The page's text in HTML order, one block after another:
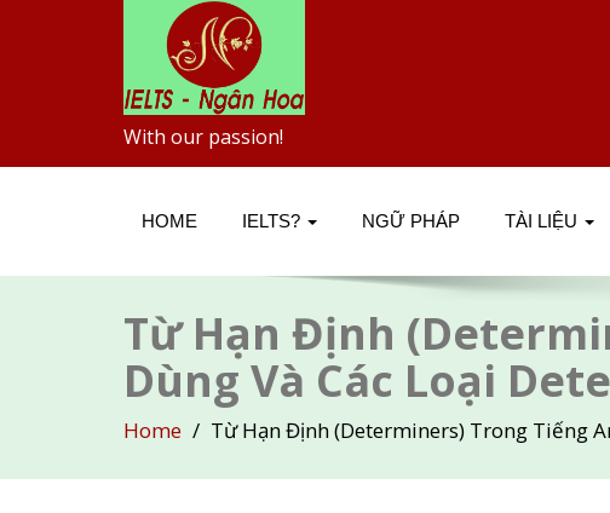
With our passion!
HOME IELTS? NGỮ PHÁP TÀI LIỆU
Từ Hạn Định
Dùng Và Các Loại
Home Từ Hạn Định (Determiners) Trong Tiếng